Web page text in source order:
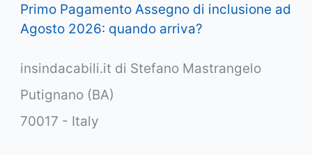
Primo Pagamento Assegno di inclusione ad
Agosto 2026: quando arriva?
insindacabili.it di Stefano Mastrangelo
Putignano (BA)
70017 - Italy